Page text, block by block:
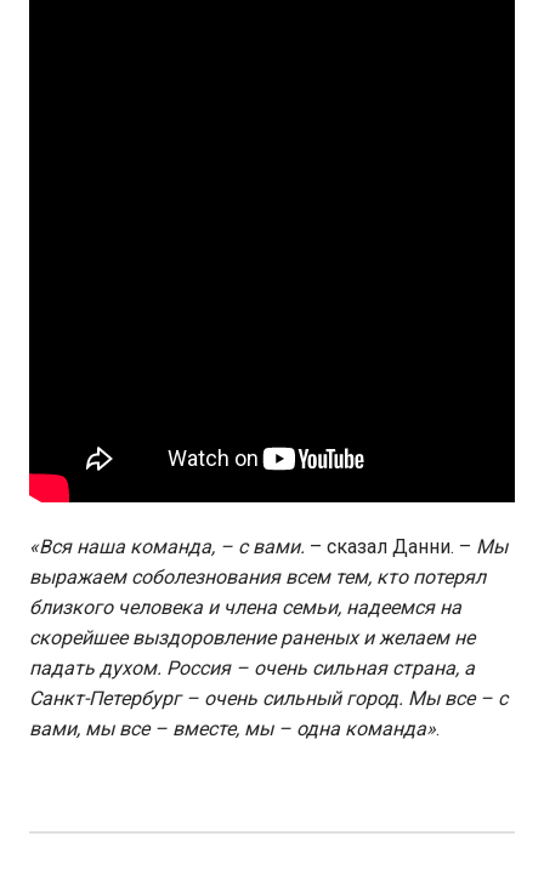
«Вся наша команда, – с вами. – сказал Данни. – Мы
выражаем соболезнования всем тем, кто потерял
близкого человека и члена семьи, надеемся на
скорейшее выздоровление раненых и желаем не
падать духом. Россия – очень сильная страна, а
Санкт-Петербург – очень сильный город. Мы все – с
вами, мы все – вместе, мы – одна команда».